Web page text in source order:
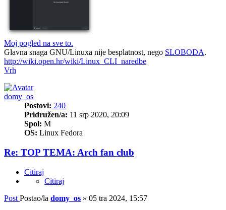
Moj pogled na sve to.
Glavna snaga GNU/Linuxa nije besplatnost, nego SLOBODA.
http://wiki.open.hr/wiki/Linux_CLI_naredbe
Vrh
domy_os
Postovi: 240
Pridružen/a: 11 srp 2020, 20:09
Spol: M
OS: Linux Fedora
Re: TOP TEMA: Arch fan club
Citiraj
Citiraj
Post Postao/la domy_os » 05 tra 2024, 15:57